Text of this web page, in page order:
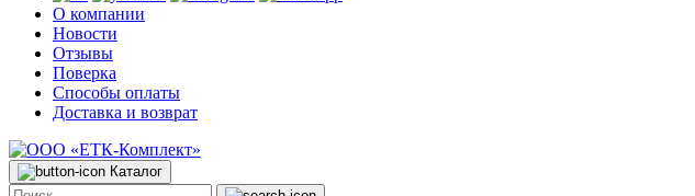
О компании
Новости
Отзывы
Поверка
Способы оплаты
Доставка и возврат
Каталог